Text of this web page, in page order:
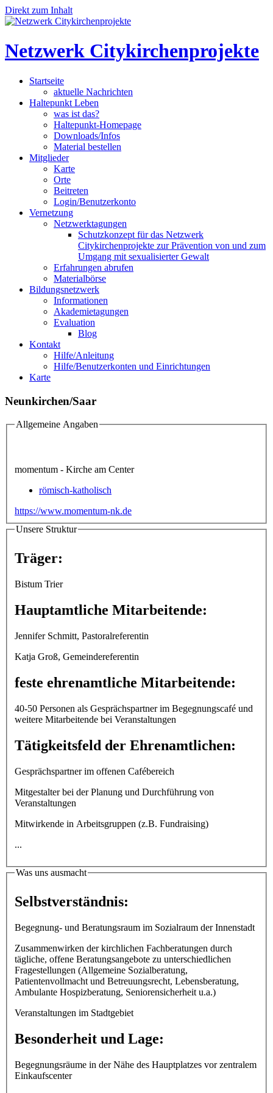
Direkt zum Inhalt
Netzwerk Citykirchenprojekte
Startseite
aktuelle Nachrichten
Haltepunkt Leben
was ist das?
Haltepunkt-Homepage
Downloads/Infos
Material bestellen
Mitglieder
Karte
Orte
Beitreten
Login/Benutzerkonto
Vernetzung
Netzwerktagungen
Schutzkonzept für das Netzwerk
Citykirchenprojekte zur Prävention von und zum
Umgang mit sexualisierter Gewalt
Erfahrungen abrufen
Materialbörse
Bildungsnetzwerk
Informationen
Akademietagungen
Evaluation
Blog
Kontakt
Hilfe/Anleitung
Hilfe/Benutzerkonten und Einrichtungen
Karte
Neunkirchen/Saar
Allgemeine Angaben
momentum - Kirche am Center
römisch-katholisch
https://www.momentum-nk.de
Unsere Struktur
Träger:
Bistum Trier
Hauptamtliche Mitarbeitende:
Jennifer Schmitt, Pastoralreferentin
Katja Groß, Gemeindereferentin
feste ehrenamtliche Mitarbeitende:
40-50 Personen als Gesprächspartner im Begegnungscafé und
weitere Mitarbeitende bei Veranstaltungen
Tätigkeitsfeld der Ehrenamtlichen:
Gesprächspartner im offenen Cafébereich
Mitgestalter bei der Planung und Durchführung von
Veranstaltungen
Mitwirkende in Arbeitsgruppen (z.B. Fundraising)
...
Was uns ausmacht
Selbstverständnis:
Begegnung- und Beratungsraum im Sozialraum der Innenstadt
Zusammenwirken der kirchlichen Fachberatungen durch
tägliche, offene Beratungsangebote zu unterschiedlichen
Fragestellungen (Allgemeine Sozialberatung,
Patientenvollmacht und Betreuungsrecht, Lebensberatung,
Ambulante Hospizberatung, Seniorensicherheit u.a.)
Veranstaltungen im Stadtgebiet
Besonderheit und Lage:
Begegnungsräume in der Nähe des Hauptplatzes vor zentralem
Einkaufscenter